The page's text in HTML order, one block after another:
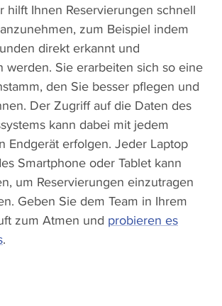
hilft Ihnen Reservierungen schnell
zum Beispiel indem
direkt erkannt und
werden. Sie erarbeiten sich so eine
den Sie besser pflegen und
Der Zugriff auf die Daten des
kann dabei mit jedem
Endgerät erfolgen. Jeder Laptop
Smartphone oder Tablet kann
um Reservierungen einzutragen
Geben Sie dem Team in Ihrem
zum Atmen und probieren es
.